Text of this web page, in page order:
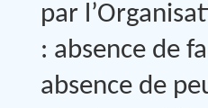
par
: absence de
absence de